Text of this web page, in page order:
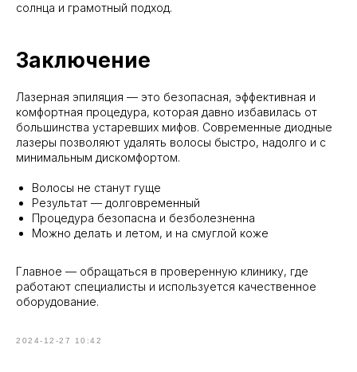
солнца и грамотный подход.
Заключение
Лазерная эпиляция — это безопасная, эффективная и
комфортная процедура, которая давно избавилась от
большинства устаревших мифов. Современные диодные
лазеры позволяют удалять волосы быстро, надолго и с
минимальным дискомфортом.
Волосы не станут гуще
Результат — долговременный
Процедура безопасна и безболезненна
Можно делать и летом, и на смуглой коже
Главное — обращаться в проверенную клинику, где
работают специалисты и используется качественное
оборудование.
2024-12-27 10:42